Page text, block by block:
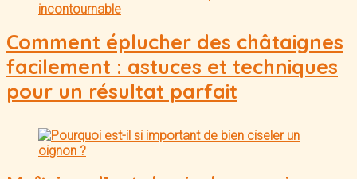
Comment éplucher des châtaignes
facilement : astuces et techniques
pour un résultat parfait